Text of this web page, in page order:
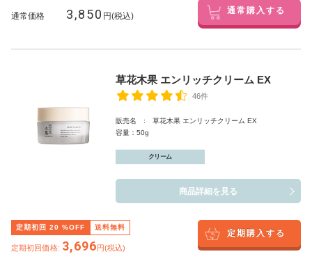
通常価格 3,850 円(税込) 通常購入する
草花木果 エンリッチクリーム EX
46件
販売名 : 草花木果 エンリッチクリーム EX
容量：50g
クリーム
商品詳細を見る
定期初回 20 %OFF 送料無料
定期初回価格: 3,696円(税込)
定期購入する